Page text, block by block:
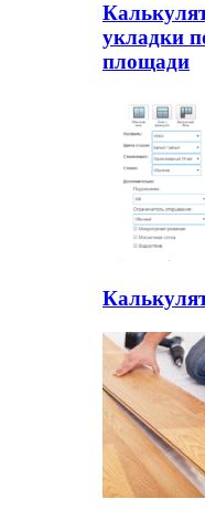
укладки
площади